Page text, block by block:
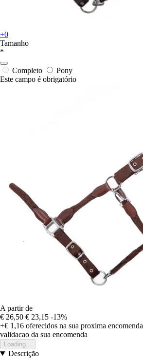
+0
Tamanho
*
Completo
Pony
Este campo é obrigatório
A partir de
€ 26,50 € 23,15 -13%
+€ 1,16 oferecidos na sua proxima encomenda
validacao da sua encomenda
Loading...
Descrição